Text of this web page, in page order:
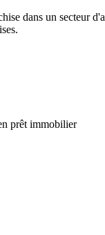
dans un secteur
prêt immobilier